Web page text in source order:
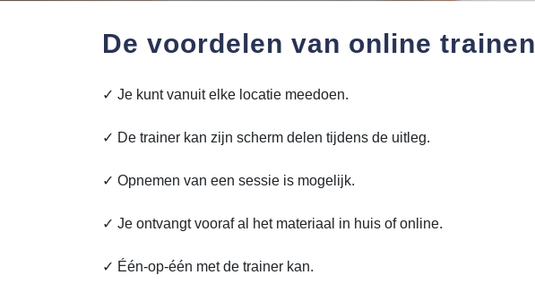
De voordelen van online trainen
✓ Je kunt vanuit elke locatie meedoen.
✓ De trainer kan zijn scherm delen tijdens de uitleg.
✓ Opnemen van een sessie is mogelijk.
✓ Je ontvangt vooraf al het materiaal in huis of online.
✓ Één-op-één met de trainer kan.